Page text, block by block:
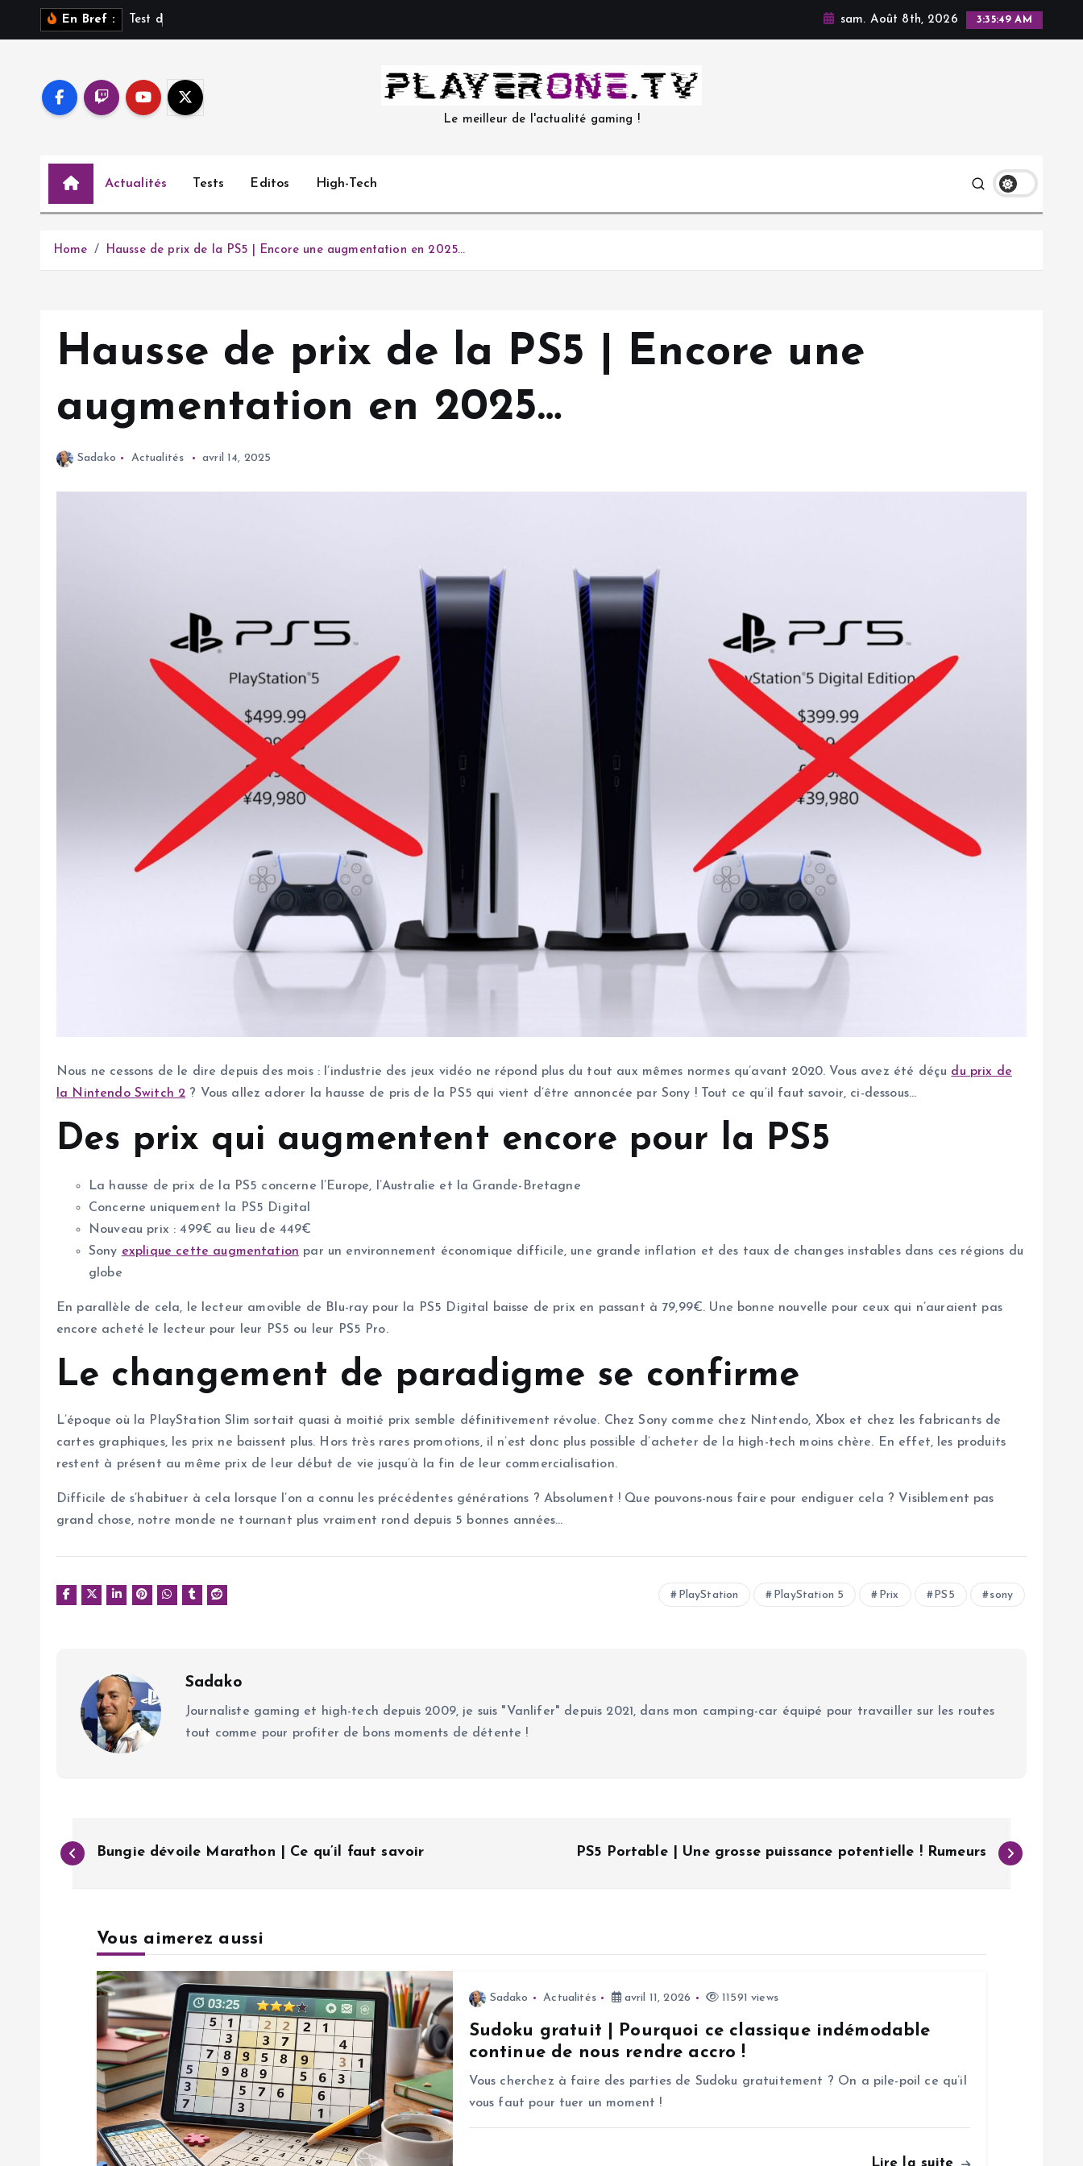
En Bref : est d sam. Août 8th, 2026 3:35:50 AM
Le meilleur de l'actualité gaming !
Actualités Tests Editos High-Tech
Home Hausse de prix de la PS5 | Encore une augmentation en 2025…
Hausse de prix de la PS5 | Encore une
augmentation en 2025…
Sadako Actualités avril 14, 2025
Nous ne cessons de le dire depuis des mois : l’industrie des jeux vidéo ne répond plus du tout aux mêmes normes qu’avant 2020. Vous avez été déçu du prix de
la Nintendo Switch 2 ? Vous allez adorer la hausse de pris de la PS5 qui vient d’être annoncée par Sony ! Tout ce qu’il faut savoir, ci-dessous…
Des prix qui augmentent encore pour la PS5
La hausse de prix de la PS5 concerne l’Europe, l’Australie et la Grande-Bretagne
Concerne uniquement la PS5 Digital
Nouveau prix : 499€ au lieu de 449€
Sony explique cette augmentation par un environnement économique difficile, une grande inflation et des taux de changes instables dans ces régions du
globe
En parallèle de cela, le lecteur amovible de Blu-ray pour la PS5 Digital baisse de prix en passant à 79,99€. Une bonne nouvelle pour ceux qui n’auraient pas
encore acheté le lecteur pour leur PS5 ou leur PS5 Pro.
Le changement de paradigme se confirme
L’époque où la PlayStation Slim sortait quasi à moitié prix semble définitivement révolue. Chez Sony comme chez Nintendo, Xbox et chez les fabricants de
cartes graphiques, les prix ne baissent plus. Hors très rares promotions, il n’est donc plus possible d’acheter de la high-tech moins chère. En effet, les produits
restent à présent au même prix de leur début de vie jusqu’à la fin de leur commercialisation.
Difficile de s’habituer à cela lorsque l’on a connu les précédentes générations ? Absolument ! Que pouvons-nous faire pour endiguer cela ? Visiblement pas
grand chose, notre monde ne tournant plus vraiment rond depuis 5 bonnes années…
PlayStation PlayStation 5 Prix PS5 sony
Sadako
Journaliste gaming et high-tech depuis 2009, je suis "Vanlifer" depuis 2021, dans mon camping-car équipé pour travailler sur les routes
tout comme pour profiter de bons moments de détente !
N
Bungie dévoile Marathon | Ce qu’il faut savoir PS5 Portable | Une grosse puissance potentielle ! Rumeurs
Vous aimerez aussi
Sadako Actualités avril 11, 2026 11591 views
Sudoku gratuit | Pourquoi ce classique indémodable
continue de nous rendre accro !
Vous cherchez à faire des parties de Sudoku gratuitement ? On a pile-poil ce qu’il
vous faut pour tuer un moment !